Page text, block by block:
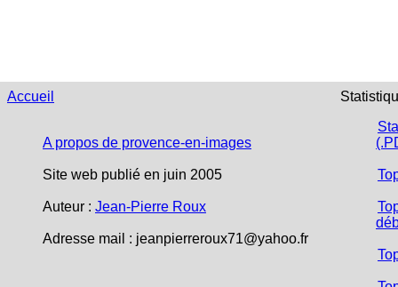
Accueil
A propos de provence-en-images
Site web publié en juin 2005
Auteur : Jean-Pierre Roux
Adresse mail : jeanpierreroux71@yahoo.fr